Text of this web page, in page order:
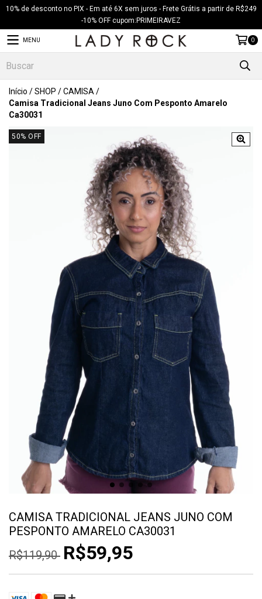
10% de desconto no PIX - Em até 6X sem juros - Frete Grátis a partir de R$249
-10% OFF cupom:PRIMEIRAVEZ
MENU 0
Início /SHOP /CAMISA /
Camisa Tradicional Jeans Juno Com Pesponto Amarelo
Ca30031
50% OFF
CAMISA TRADICIONAL JEANS JUNO COM
PESPONTO AMARELO CA30031
R$119,90 R$59,95